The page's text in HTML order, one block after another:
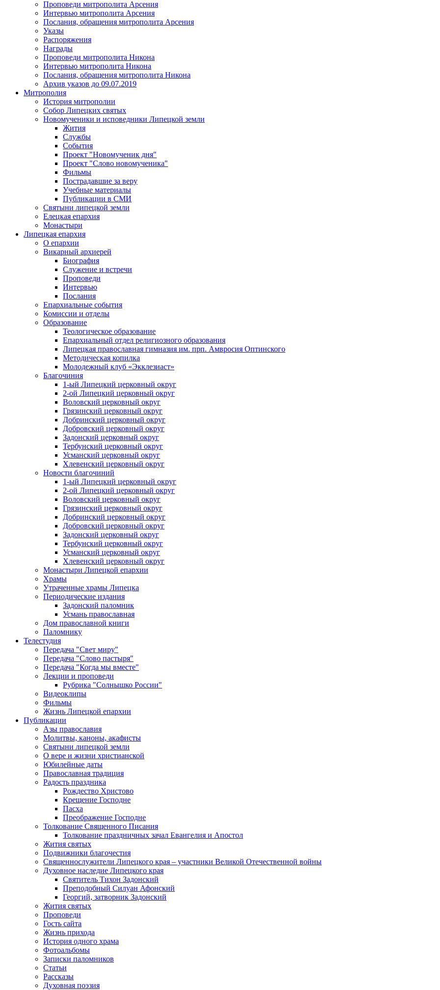
Проповеди митрополита Арсения
Интервью митрополита Арсения
Послания, обращения митрополита Арсения
Указы
Распоряжения
Награды
Проповеди митрополита Никона
Интервью митрополита Никона
Послания, обращения митрополита Никона
Архив указов до 09.07.2019
Митрополия
История митрополии
Собор Липецких святых
Новомученики и исповедники Липецкой земли
Жития
Службы
События
Проект "Новомученик дня"
Проект "Слово новомученика"
Фильмы
Пострадавшие за веру
Учебные материалы
Публикации в СМИ
Святыни липецкой земли
Елецкая епархия
Монастыри
Липецкая епархия
О епархии
Викарный архиерей
Биография
Служение и встречи
Проповеди
Интервью
Послания
Епархиальные события
Комиссии и отделы
Образование
Теологическое образование
Епархиальный отдел религиозного образования
Липецкая православная гимназия им. прп. Амвросия Оптинского
Методическая копилка
Молодежный клуб «Экклезиаст»
Благочиния
1-ый Липецкий церковный округ
2-ой Липецкий церковный округ
Воловский церковный округ
Грязинский церковный округ
Добринский церковный округ
Добровский церковный округ
Задонский церковный округ
Тербунский церковный округ
Усманский церковный округ
Хлевенский церковный округ
Новости благочиний
1-ый Липецкий церковный округ
2-ой Липецкий церковный округ
Воловский церковный округ
Грязинский церковный округ
Добринский церковный округ
Добровский церковный округ
Задонский церковный округ
Тербунский церковный округ
Усманский церковный округ
Хлевенский церковный округ
Монастыри Липецкой епархии
Храмы
Утраченные храмы Липецка
Периодические издания
Задонский паломник
Усмань православная
Дом православной книги
Паломнику
Телестудия
Передача "Свет миру"
Передача "Слово пастыря"
Передача "Когда мы вместе"
Лекции и проповеди
Рубрика "Солнышко России"
Видеоклипы
Фильмы
Жизнь Липецкой епархии
Публикации
Азы православия
Молитвы, каноны, акафисты
Святыни липецкой земли
О вере и жизни христианской
Юбилейные даты
Православная традиция
Радость праздника
Рождество Христово
Крещение Господне
Пасха
Преображение Господне
Толкование Священного Писания
Толкование праздничных зачал Евангелия и Апостол
Жития святых
Подвижники благочестия
Священнослужители Липецкого края – участники Великой Отечественной войны
Духовное наследие Липецкого края
Святитель Тихон Задонский
Преподобный Силуан Афонский
Георгий, затворник Задонский
Жития святых
Проповеди
Гость сайта
Жизнь прихода
История одного храма
Фотоальбомы
Записки паломников
Статьи
Рассказы
Духовная поэзия